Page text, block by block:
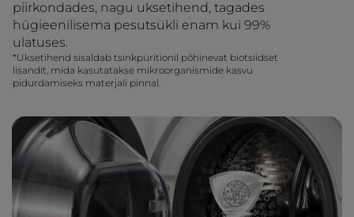
piirkondades, nagu uksetihend, tagades
hügieenilisema pesutsükli enam kui 99%
ulatuses.
*Uksetihend sisaldab tsinkpüritionil põhinevat biotsiidset
lisandit, mida kasutatakse mikroorganismide kasvu
pidurdamiseks materjali pinnal.